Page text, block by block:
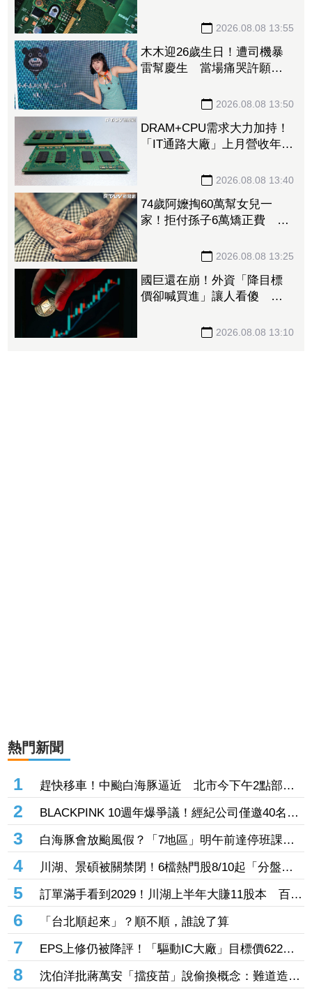
2026.08.08 13:55
木木迎26歲生日！遭司機暴
雷幫慶生 當場痛哭許願
2026.08.08 13:50
DRAM+CPU需求大力加持！
「IT通路大廠」上月營收年增
2026.08.08 13:40
74歲阿嬤掏60萬幫女兒一
家！拒付孫子6萬矯正費 2
2026.08.08 13:25
國巨還在崩！外資「降目標
價卻喊買進」讓人看傻 達
2026.08.08 13:10
熱門新聞
1
趕快移車！中颱白海豚逼近 北市今下午2點部分
水門只出不進「晚間8點關閉」
2
BLACKPINK 10週年爆爭議！經紀公司僅邀40名粉
絲同樂 Jisoo親道歉：心情很沉重
3
白海豚會放颱風假？「7地區」明午前達停班課標
準 桃竹苗山區上榜
4
川湖、景碩被關禁閉！6檔熱門股8/10起「分盤交
易」57檔注意股名單一次看
5
訂單滿手看到2029！川湖上半年大賺11股本 百億
擴產計畫提前開跑
6 「台北順起來」？順不順，誰說了算
7
EPS上修仍被降評！「驅動IC大廠」目標價622
元 記憶體、晶圓代工、封測3大成本壓力浮現
8
沈伯洋批蔣萬安「擋疫苗」說偷換概念：難道造謠
後不用負責？